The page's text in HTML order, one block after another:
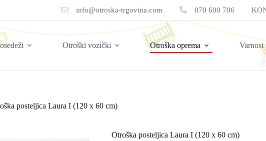
info@otroska-trgovina.com 070 600 706
Otroški vozički Otroška oprema
posteljica Laura I (120 x 60 cm)
Otroška posteljica Laura I (120 x 60 cm)